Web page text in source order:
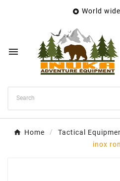
 World

Home Tactical
inox
Wishlist name